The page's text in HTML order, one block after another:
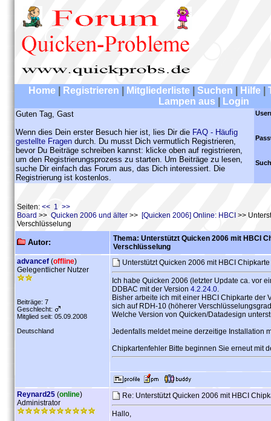
Home Registrieren Mitgliederliste Suchen Hilfe
Lampen aus
Login
Guten Tag, Gast
Wenn dies Dein erster Besuch hier ist, lies Dir die FAQ - Häufig
gestellte Fragen durch. Du musst Dich vermutlich Registrieren,
bevor Du Beiträge schreiben kannst: klicke oben auf registrieren,
um den Registrierungsprozess zu starten. Um Beiträge zu lesen,
suche Dir einfach das Forum aus, das Dich interessiert. Die
Registrierung ist kostenlos.
Seiten: << 1 >>
Board >> Quicken 2006 und älter >> [Quicken 2006] Online: HBCI >>
Verschlüsselung
Autor:
Thema: Unterstützt Quicken 2006 mit HBCI
Verschlüsselung
advancef (offline)
Gelegentlicher Nutzer
Beiträge: 7
Geschlecht:
Mitglied seit: 05.09.2008
Deutschland
Unterstützt Quicken 2006 mit HBCI
Ich habe Quicken 2006 (letzter Update ca. vor
DDBAC mit der Version 4.2.24.0.
Bisher arbeite ich mit einer HBCI Chipkarte der
sich auf RDH-10 (höherer
Welche Version von Quicken/Datadesign
Jedenfalls meldet meine derzeitige Installation
Chipkartenfehler Bitte beginnen Sie erneut mit
Reynard25 (online)
Administrator
Re: Unterstützt Quicken 2006 mit HBCI
Hallo,